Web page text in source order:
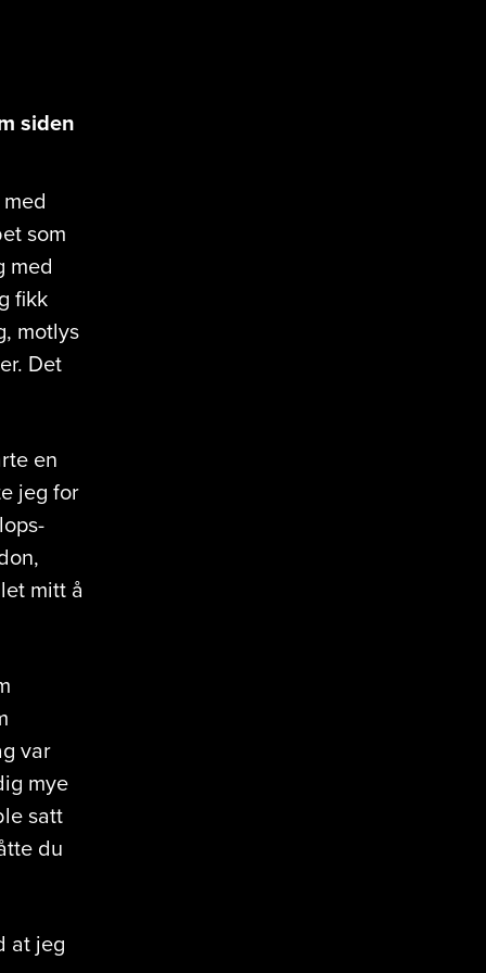
siden
som
med
fikk
motlys
Det
en
jeg for
mitt å
var
mye
satt
du
at jeg